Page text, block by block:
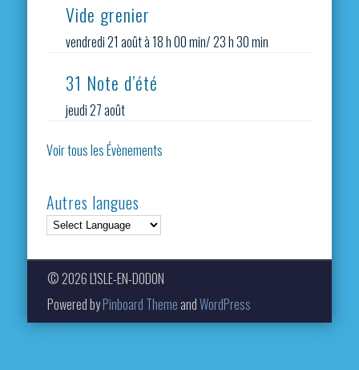
Vide grenier
vendredi 21 août à 18 h 00 min/23 h 30 min
31 Note d’été
jeudi 27 août
Voir tous les Évènements
Autres langues
© 2026 L'ISLE-EN-DODON
Powered byPinboard Theme andWordPress